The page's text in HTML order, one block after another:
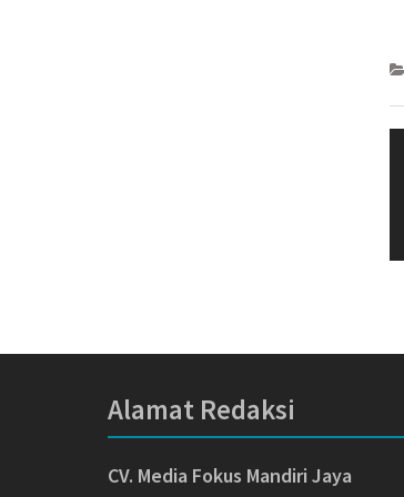
Alamat Redaksi
CV. Media Fokus Mandiri Jaya